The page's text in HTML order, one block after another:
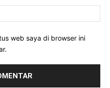
web saya di browser ini